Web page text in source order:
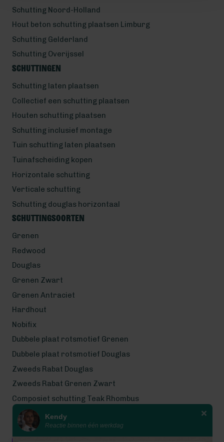
Schutting Noord-Holland
Hout beton schutting plaatsen Limburg
Schutting Gelderland
Schutting Overijssel
Schuttingen
Schutting laten plaatsen
Collectief een schutting plaatsen
Houten schutting plaatsen
Schutting inclusief montage
Tuin schutting laten plaatsen
Tuinafscheiding kopen
Horizontale schutting
Verticale schutting
Schutting douglas horizontaal
Schuttingsoorten
Grenen
Redwood
Douglas
Grenen Zwart
Grenen Antraciet
Hardhout
Nobifix
Dubbele plaat rotsmotief Grenen
Dubbele plaat rotsmotief Douglas
Zweeds Rabat Douglas
Zweeds Rabat Grenen Zwart
Composiet schutting Teak Rhombus
Wij werken met eerlijke
gecertificeerde houtsoorten
Kendy
Reactie binnen één werkdag